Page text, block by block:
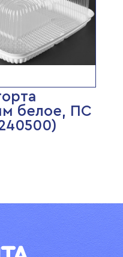
белое, ПС